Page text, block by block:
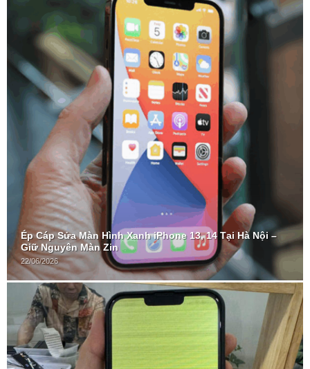
Ép Cáp Sửa Màn Hình Xanh iPhone 13, 14 Tại Hà Nội –
Giữ Nguyên Màn Zin
22/06/2026